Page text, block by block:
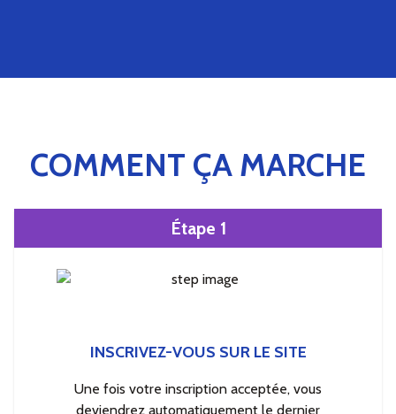
COMMENT ÇA MARCHE
Étape 1
INSCRIVEZ-VOUS SUR LE SITE
Une fois votre inscription acceptée, vous
deviendrez automatiquement le dernier